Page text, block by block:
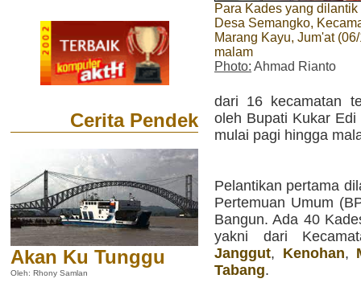
Cerita Pendek
Akan Ku Tunggu
Oleh: Rhony Samlan
Para Kades yang dilantik
Desa Semangko,
Marang Kayu, Jum'at
malam
Photo: Ahmad Rianto
dari 16 kecamatan
oleh Bupati Kukar
mulai pagi hingga
Pelantikan pertama
Pertemuan Umum
Bangun. Ada 40
yakni dari
Janggut, Kenohan,
Tabang.